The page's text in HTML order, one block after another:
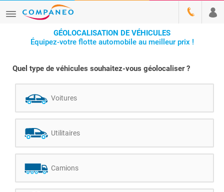
GÉOLOCALISATION DE VÉHICULES
Équipez-votre flotte automobile au meilleur prix !
Quel type de véhicules souhaitez-vous géolocaliser ?
Voitures
Utilitaires
Camions